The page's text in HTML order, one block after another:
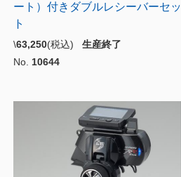
ート）付きダブルレシーバーセッ
ト
\63,250(税込) 生産終了
No. 10644